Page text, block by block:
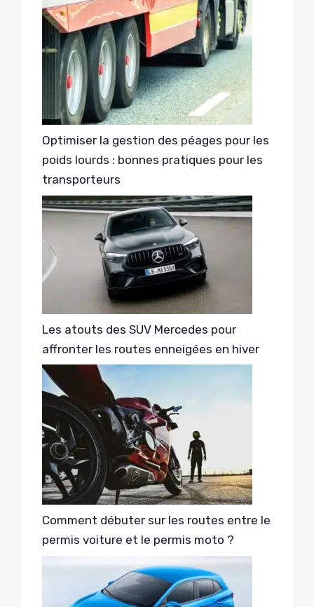
Optimiser la gestion des péages pour les
poids lourds : bonnes pratiques pour les
transporteurs
Les atouts des SUV Mercedes pour
affronter les routes enneigées en hiver
Comment débuter sur les routes entre le
permis voiture et le permis moto ?